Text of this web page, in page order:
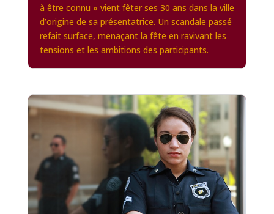
à être connu » vient fêter ses 30 ans dans la ville
d’origine de sa présentatrice. Un scandale passé
refait surface, menaçant la fête en ravivant les
tensions et les ambitions des participants.